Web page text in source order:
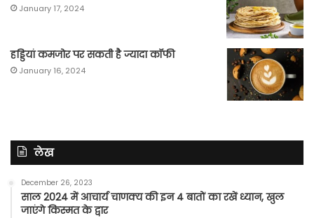
January 17, 2024
हड्डियां कमजोर पर सकती है ज्यादा कॉफी
January 16, 2024
लेख
December 26, 2023
साल 2024 में आचार्य चाणक्य की इन 4 बातों का रखें ध्यान, खुल
जाएंगे किस्मत के द्वार